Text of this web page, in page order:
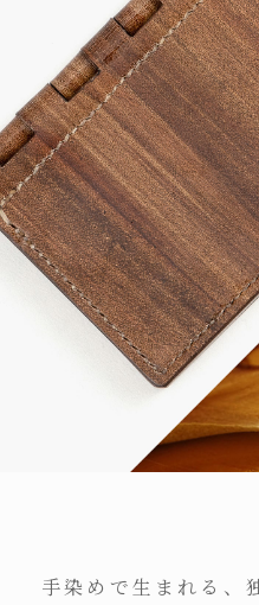
手染めで生まれる、